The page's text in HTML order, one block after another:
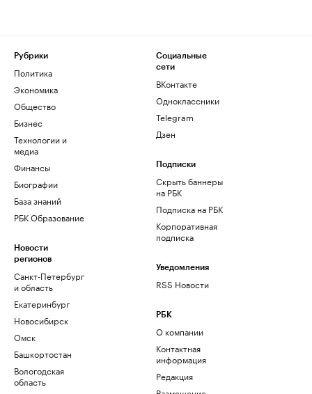
Рубрики
Политика
Экономика
Общество
Бизнес
Технологии и
медиа
Финансы
Биографии
База знаний
РБК Образование
Новости
регионов
Санкт-Петербург
и область
Екатеринбург
Новосибирск
Омск
Башкортостан
Вологодская
область
Социальные
сети
ВКонтакте
Одноклассники
Telegram
Дзен
Подписки
Скрыть баннеры
на РБК
Подписка на РБК
Корпоративная
подписка
Уведомления
RSS Новости
РБК
О компании
Контактная
информация
Редакция